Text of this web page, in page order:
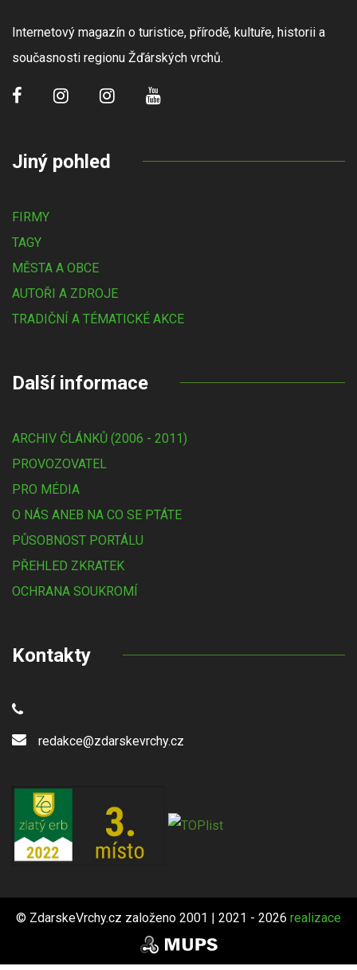
Internetový magazín o turistice, přírodě, kultuře, historii a
současnosti regionu Žďárských vrchů.
Jiný pohled
FIRMY
TAGY
MĚSTA A OBCE
AUTOŘI A ZDROJE
TRADIČNÍ A TÉMATICKÉ AKCE
Další informace
ARCHIV ČLÁNKŮ (2006 - 2011)
PROVOZOVATEL
PRO MÉDIA
O NÁS ANEB NA CO SE PTÁTE
PŮSOBNOST PORTÁLU
PŘEHLED ZKRATEK
OCHRANA SOUKROMÍ
Kontakty
redakce@zdarskevrchy.cz
© ZdarskeVrchy.cz založeno 2001 | 2021 - 2026 realizace